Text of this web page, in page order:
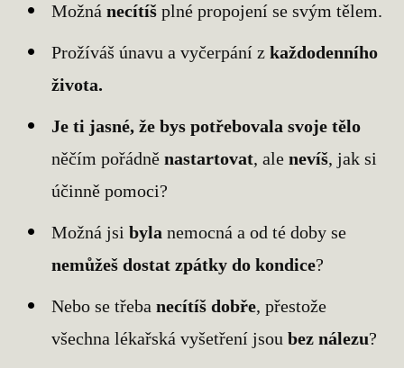
Možnánecítíš plné propojení se svým tělem.
Prožíváš únavu a vyčerpání zkaždodenního
života.
Je ti jasné, že bys potřebovala svoje tělo
něčím pořádně nastartovat, alenevíš, jak si
účinně pomoci?
Možná jsibyla nemocná a od té doby se
nemůžeš dostat zpátky do kondice?
Nebo se třebanecítíš dobře, přestože
všechna lékařská vyšetření jsoubez nálezu?